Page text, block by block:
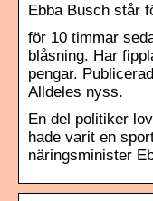
Ebba Busch står
för 10 timmar
blåsning. Har
pengar.
Alldeles nyss.
En del politiker
hade varit en
näringsminister